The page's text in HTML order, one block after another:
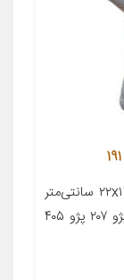
معرفی محصول جزئیات محصول ابعاد ۲۲x۱۲x۵ سانتی‌متر
جنس ویسکوز مناسب برای خودرو پژو ۲۰۶ پژو ۲۰۷ پژو ۴۰۵